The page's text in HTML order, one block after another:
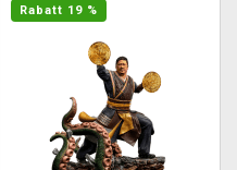
Rabatt 19 %